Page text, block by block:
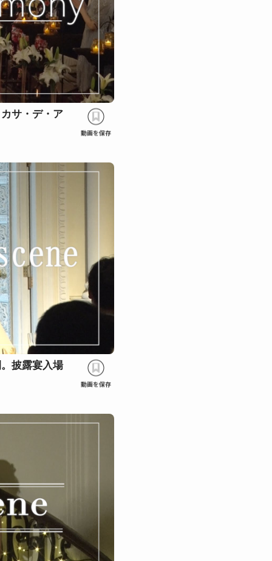
サ・デ・ア
披露宴入場